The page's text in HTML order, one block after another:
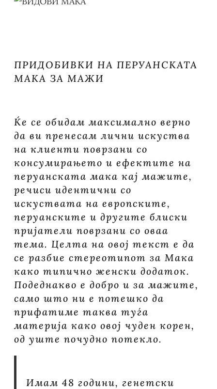
ПРИДОБИВКИ НА ПЕРУАНСКАТА
МАКА ЗА МАЖИ
Ќе се обидам максимално верно
да ви пренесам лични искуства
на клиенти поврзани со
консумирањето и ефектите на
перуанската мака кај мажите,
речиси идентични со
искуствата на европските,
перуанските и другите блиски
пријатели поврзани со оваа
тема. Целта на овој текст е да
се разбие стереотипот за Мака
како типично женски додаток.
Подеднакво е добро и за мажите,
само што ни е потешко да
прифатиме таква туѓа
материја како овој чуден корен,
од уште почудно потекло.
Имам 48 години, генетски